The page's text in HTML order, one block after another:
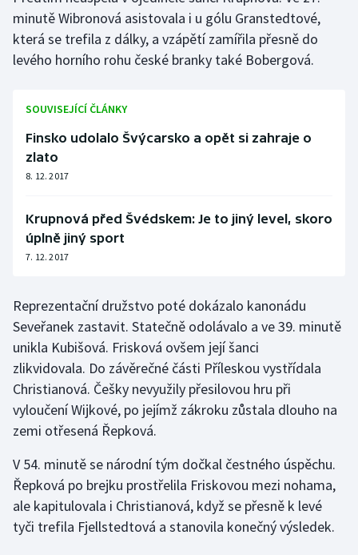
Stolní tenis
Triatlon
Volejbal
minutě Wibronová asistovala i u gólu Granstedtové,
která se trefila z dálky, a vzápětí zamířila přesně do
levého horního rohu české branky také Bobergová.
SOUVISEJÍCÍ ČLÁNKY
Finsko udolalo Švýcarsko a opět si zahraje o
zlato
8. 12. 2017
Krupnová před Švédskem: Je to jiný level, skoro
úplně jiný sport
7. 12. 2017
Reprezentační družstvo poté dokázalo kanonádu
Seveřanek zastavit. Statečně odolávalo a ve 39. minutě
unikla Kubišová. Frisková ovšem její šanci
zlikvidovala. Do závěrečné části Příleskou vystřídala
Christianová. Češky nevyužily přesilovou hru při
vyloučení Wijkové, po jejímž zákroku zůstala dlouho na
zemi otřesená Řepková.
V 54. minutě se národní tým dočkal čestného úspěchu.
Řepková po brejku prostřelila Friskovou mezi nohama,
ale kapitulovala i Christianová, když se přesně k levé
tyči trefila Fjellstedtová a stanovila konečný výsledek.